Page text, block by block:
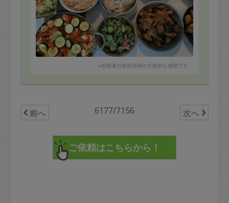
※依頼者の依頼当時の主観的な感想です。
前へ 6177/7156 次へ